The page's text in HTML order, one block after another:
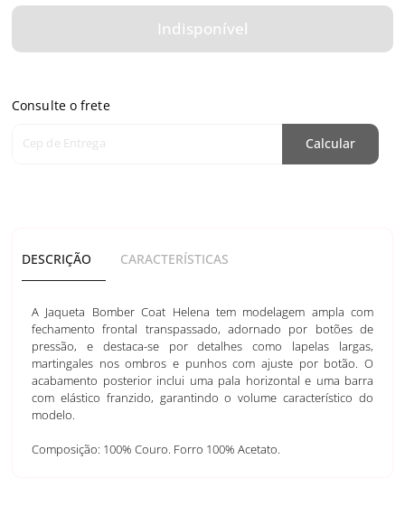
Indisponível
Consulte o frete
Cep de Entrega Calcular
DESCRIÇÃO CARACTERÍSTICAS
A Jaqueta Bomber Coat Helena tem modelagem ampla com
fechamento frontal transpassado, adornado por botões de
pressão, e destaca-se por detalhes como lapelas largas,
martingales nos ombros e punhos com ajuste por botão. O
acabamento posterior inclui uma pala horizontal e uma barra
com elástico franzido, garantindo o volume característico do
modelo.
Composição: 100% Couro. Forro 100% Acetato.